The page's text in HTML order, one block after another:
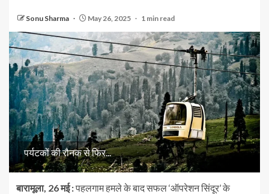
Sonu Sharma May 26, 2025 1 min read
पर्यटकों की रौनक से फिर...
बारामूला, 26 मई :पहलगाम हमले के बाद सफल ‘ऑपरेशन सिंदूर’ के